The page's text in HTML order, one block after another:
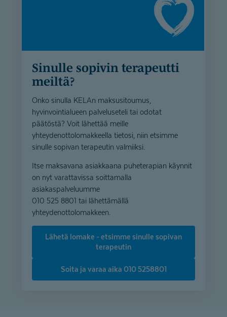
Sinulle sopivin terapeutti
meiltä?
Onko sinulla KELAn maksusitoumus,
hyvinvointialueen palveluseteli tai odotat
päätöstä? Voit lähettää meille
yhteydenottolomakkeella tietosi, niin etsimme
sinulle sopivan terapeutin valmiiksi.
Itse maksavana asiakkaana puheterapian käynnit
on nyt varattavissa soittamalla
asiakaspalveluumme
010 525 8801 tai lähettämällä
yhteydenottolomakkeen.
Lähetä lomake - etsimme sinulle sopivan
terapeutin
Soita ja varaa aika 010 5258801